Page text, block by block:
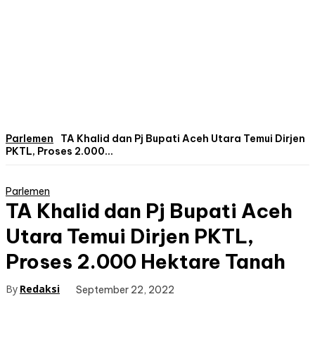
Parlemen
TA Khalid dan Pj Bupati Aceh Utara Temui Dirjen
PKTL, Proses 2.000...
Parlemen
TA Khalid dan Pj Bupati Aceh
Utara Temui Dirjen PKTL,
Proses 2.000 Hektare Tanah
By Redaksi September 22, 2022